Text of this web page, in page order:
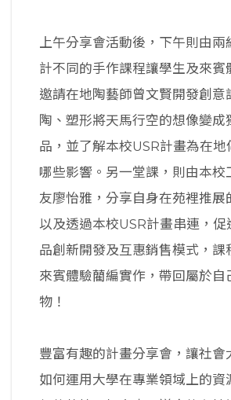
上午分享會活動後，下午則由
計不同的手作課程讓學生及來賓
邀請在地陶藝師曾文賢開發創意
陶、塑形將天馬行空的想像變成
品，並了解本校USR計畫為在地
哪些影響。另一堂課，則由本校
友廖怡雅，分享自身在苑裡推展
以及透過本校USR計畫串連，促
品創新開發及互惠銷售模式，課
來賓體驗藺編實作，帶回屬於自
物！
豐富有趣的計畫分享會，讓社會
如何運用大學在專業領域上的資